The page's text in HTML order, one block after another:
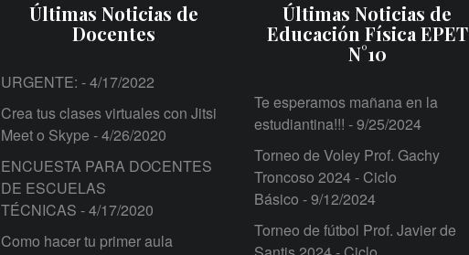
Últimas Noticias de
Docentes
URGENTE: - 4/17/2022
Crea tus clases virtuales con Jitsi
Meet o Skype - 4/26/2020
ENCUESTA PARA DOCENTES
DE ESCUELAS
TÉCNICAS - 4/17/2020
Como hacer tu primer aula
Últimas Noticias de
Educación Física EPET
N°10
Te esperamos mañana en la
estudiantina!!! - 9/25/2024
Torneo de Voley Prof. Gachy
Troncoso 2024 - Ciclo
Básico - 9/12/2024
Torneo de fútbol Prof. Javier de